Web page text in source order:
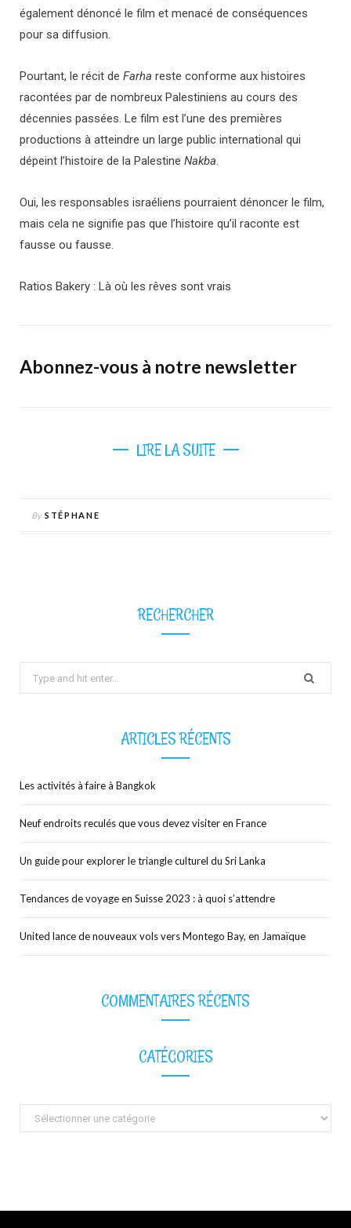
également dénoncé le film et menacé de conséquences
pour sa diffusion.
Pourtant, le récit de Farha reste conforme aux histoires
racontées par de nombreux Palestiniens au cours des
décennies passées. Le film est l’une des premières
productions à atteindre un large public international qui
dépeint l’histoire de la Palestine Nakba.
Oui, les responsables israéliens pourraient dénoncer le film,
mais cela ne signifie pas que l’histoire qu’il raconte est
fausse ou fausse.
Ratios Bakery : Là où les rêves sont vrais
Abonnez-vous à notre newsletter
LIRE LA SUITE
By STÉPHANE
RECHERCHER
for:
ARTICLES RÉCENTS
Les activités à faire à Bangkok
Neuf endroits reculés que vous devez visiter en France
Un guide pour explorer le triangle culturel du Sri Lanka
Tendances de voyage en Suisse 2023 : à quoi s’attendre
United lance de nouveaux vols vers Montego Bay, en Jamaïque
COMMENTAIRES RÉCENTS
CATÉGORIES
Catégories